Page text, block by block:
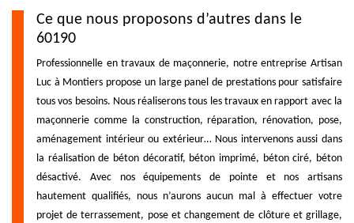
Ce que nous proposons d’autres dans le
60190
Professionnelle en travaux de maçonnerie, notre entreprise Artisan
Luc à Montiers propose un large panel de prestations pour satisfaire
tous vos besoins. Nous réaliserons tous les travaux en rapport avec la
maçonnerie comme la construction, réparation, rénovation, pose,
aménagement intérieur ou extérieur… Nous intervenons aussi dans
la réalisation de béton décoratif, béton imprimé, béton ciré, béton
désactivé. Avec nos équipements de pointe et nos artisans
hautement qualifiés, nous n’aurons aucun mal à effectuer votre
projet de terrassement, pose et changement de clôture et grillage,